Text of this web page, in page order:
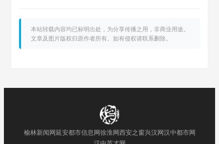
本站转载内容均已标明出处，为分享传播之用，非商业用途。
文章及图片版权归原作者所有。如有侵权请联系删除。
榆林新闻网延安都市信息网徐淮网西安之窗兴汉网汉中都市网